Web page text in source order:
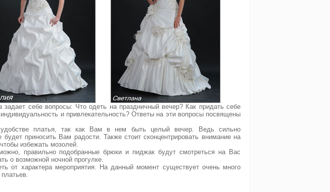
себе вопросы: Что одеть на праздничный вечер? Как придать себе
и привлекательность? Ответы на эти вопросы посвящены
удобстве платья, так как Вам в нем быть целый вечер. Ведь сильно
приносить Вам радости. Также стоит сконцентрировать внимание на
избежать мозолей.
правильно подобранные брюки и пиджак будут смотреться на Вас
о возможной ночной прогулке.
от характера мероприятия. На данный момент существует очень много